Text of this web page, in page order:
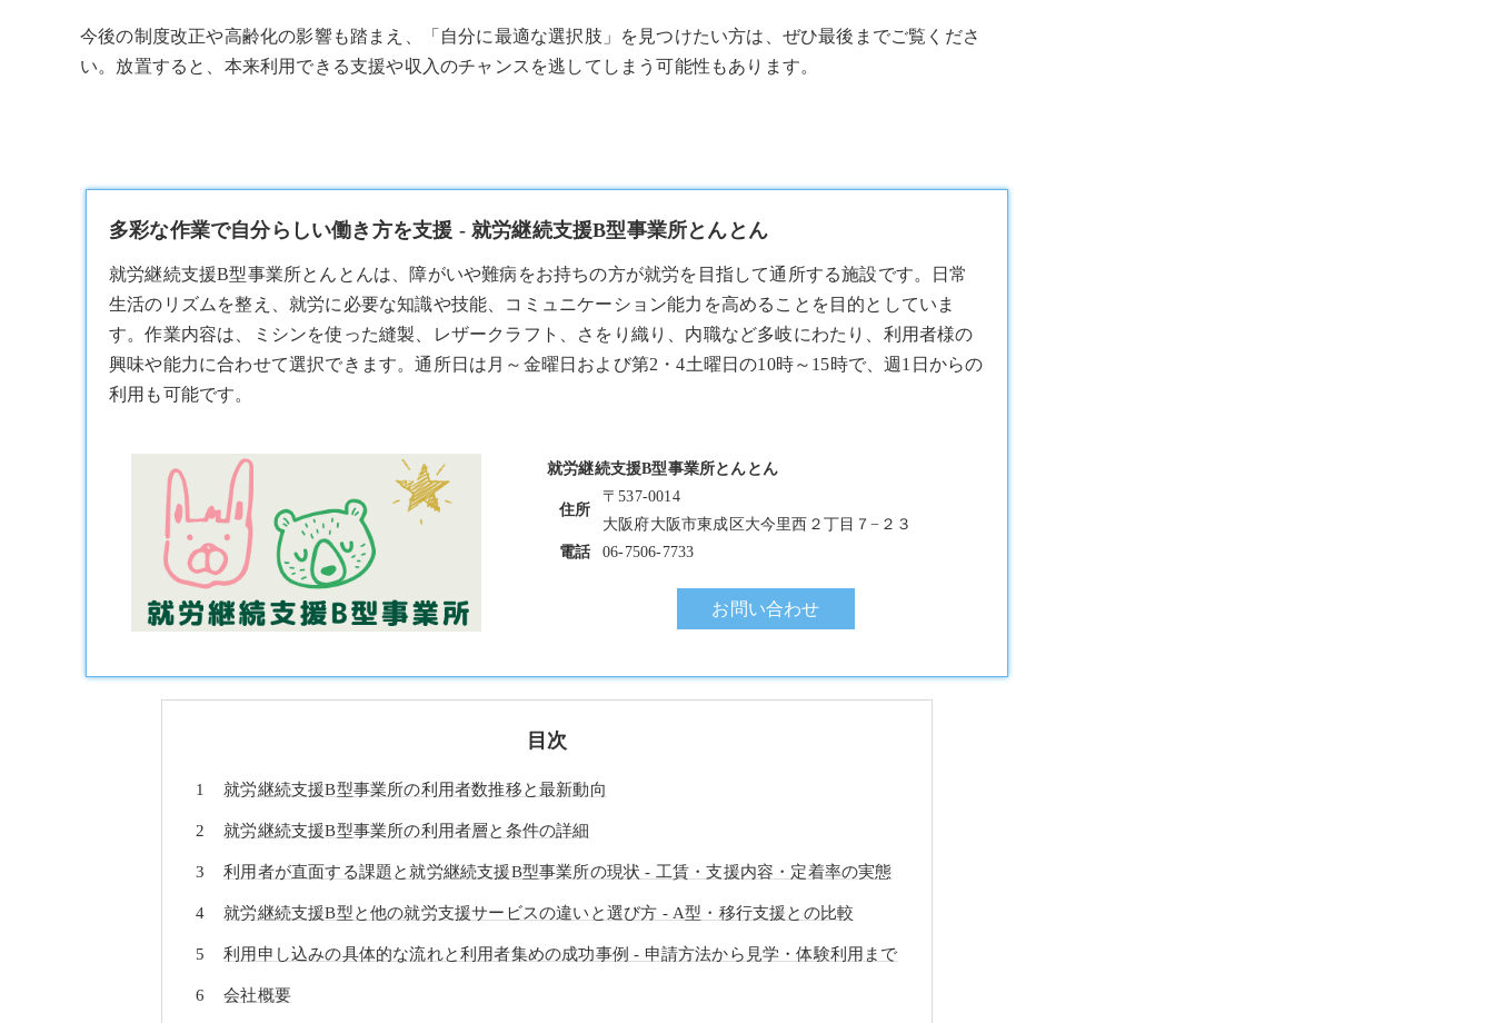
今後の制度改正や高齢化の影響も踏まえ、「自分に最適な選択肢」を見つけたい方は、ぜひ最後までご覧くださ
い。放置すると、本来利用できる支援や収入のチャンスを逃してしまう可能性もあります。
多彩な作業で自分らしい働き方を支援 - 就労継続支援B型事業所とんとん
就労継続支援B型事業所とんとんは、障がいや難病をお持ちの方が就労を目指して通所する施設です。日常
生活のリズムを整え、就労に必要な知識や技能、コミュニケーション能力を高めることを目的としていま
す。作業内容は、ミシンを使った縫製、レザークラフト、さをり織り、内職など多岐にわたり、利用者様の
興味や能力に合わせて選択できます。通所日は月～金曜日および第2・4土曜日の10時～15時で、週1日からの
利用も可能です。
就労継続支援B型事業所とんとん
住所
〒537-0014
大阪府大阪市東成区大今里西２丁目７−２３
電話
06-7506-7733
お問い合わせ
目次
就労継続支援B型事業所の利用者数推移と最新動向
就労継続支援B型事業所の利用者層と条件の詳細
利用者が直面する課題と就労継続支援B型事業所の現状 - 工賃・支援内容・定着率の実態
就労継続支援B型と他の就労支援サービスの違いと選び方 - A型・移行支援との比較
利用申し込みの具体的な流れと利用者集めの成功事例 - 申請方法から見学・体験利用まで
会社概要